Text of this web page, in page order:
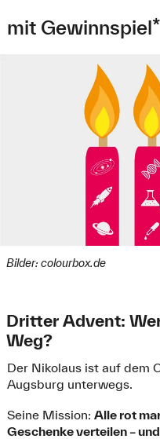
mit Gewinnspiel*
Bilder: colourbox.de
Dritter Advent:
Weg?
Der Nikolaus ist auf dem
Augsburg unterwegs.
Seine Mission: Alle rot
Geschenke verteilen –